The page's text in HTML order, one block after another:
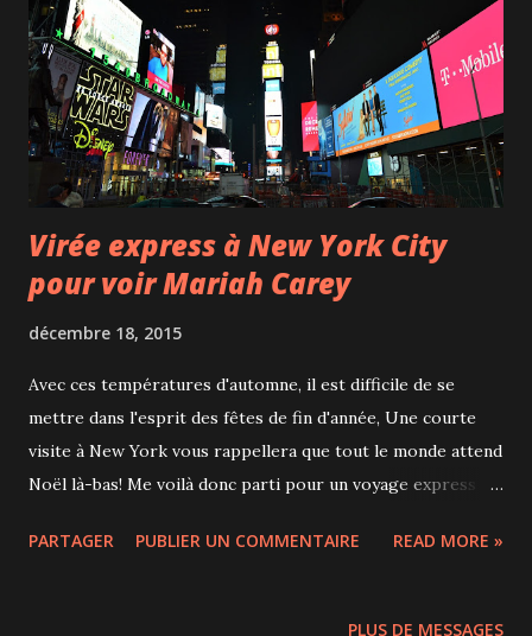
de 4 ans (et 9 mois!) que nous-mêmes, d'autant plus que des
enfants québécois recrutés pour l'occasion ont su nous
éblouir par leur souplesse et leurs habiletés. Le Carnaval
des animaux À la Tohu Jusqu'au 3 janvier 2016 De 15$ à 45$
Billets ici By Frank ;-) *Invitation ...
Virée express à New York City
pour voir Mariah Carey
décembre 18, 2015
Avec ces températures d'automne, il est difficile de se
mettre dans l'esprit des fêtes de fin d'année, Une courte
visite à New York vous rappellera que tout le monde attend
Noël là-bas! Me voilà donc parti pour un voyage express de
plutôt inconfortable en bus, nous voilà à Times Square à
PARTAGER PUBLIER UN COMMENTAIRE READ MORE »
PLUS DE MESSAGES